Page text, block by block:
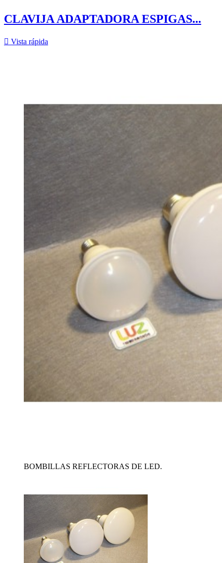
CLAVIJA ADAPTADORA ESPIGAS...
 Vista rápida
BOMBILLAS REFLECTORAS DE LED.